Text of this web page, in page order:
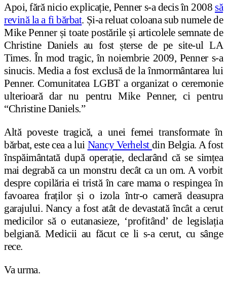
Apoi, fără nicio explicație, Penner s-a decis în 2008 să
revină la a fi bărbat. Și-a reluat coloana sub numele de
Mike Penner și toate postările și articolele semnate de
Christine Daniels au fost șterse de pe site-ul LA
Times. În mod tragic, în noiembrie 2009, Penner s-a
sinucis. Media a fost exclusă de la înmormântarea lui
Penner. Comunitatea LGBT a organizat o ceremonie
ulterioară dar nu pentru Mike Penner, ci pentru
“Christine Daniels.”
Altă poveste tragică, a unei femei transformate în
bărbat, este cea a lui Nancy Verhelst din Belgia. A fost
înspăimântată după operație, declarând că se simțea
mai degrabă ca un monstru decât ca un om. A vorbit
despre copilăria ei tristă în care mama o respingea în
favoarea fraților și o izola într-o cameră deasupra
garajului. Nancy a fost atât de devastată încât a cerut
medicilor să o eutanasieze, ‘profitând’ de legislația
belgiană. Medicii au făcut ce li s-a cerut, cu sânge
rece.
Va urma.